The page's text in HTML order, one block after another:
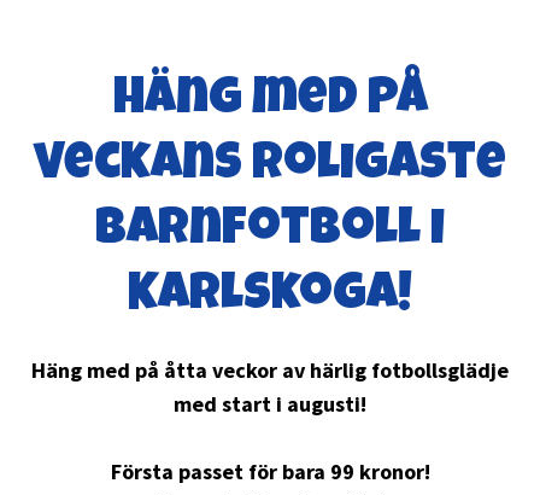
Häng med på
veckans roligaste
barnfotboll i
Karlskoga!
Häng med på åtta veckor av härlig fotbollsglädje
med start i augusti!
Första passet för bara 99 kronor!